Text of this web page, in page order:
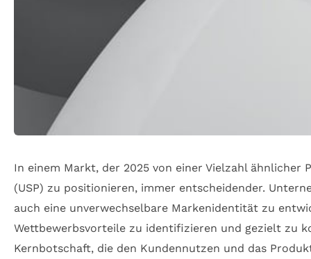
In einem Markt, der 2025 von einer Vielzahl
(USP) zu positionieren, immer entscheidender.
auch eine unverwechselbare Markenidentität zu
Wettbewerbsvorteile zu identifizieren und gezielt zu
Kernbotschaft, die den Kundennutzen und das